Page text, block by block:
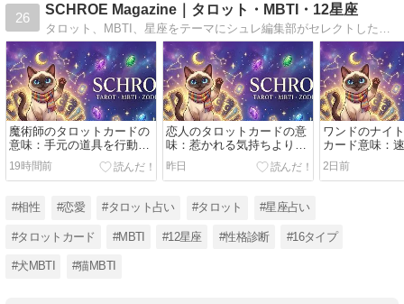
26
SCHROE Magazine｜タロット・MBTI・12星座
魔術師のタロットカードの
意味：手元の道具を行動に
変える読み方
19時間前
恋人のタロットカードの意
味：惹かれる気持ちより大
切な選択の基準
昨日
ワンドのナイ
カード意味：
向のある行動
2日前
#相性 #恋愛 #タロット占い #タロット #星座占い
#タロットカード #MBTI #12星座 #性格診断 #16タイプ
#犬MBTI #猫MBTI